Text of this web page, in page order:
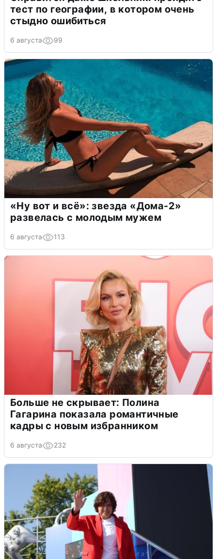
тест по географии, в котором очень
стыдно ошибиться
6 августа 99
«Ну вот и всё»: звезда «Дома-2»
развелась с молодым мужем
6 августа 113
Больше не скрывает: Полина
Гагарина показала романтичные
кадры с новым избранником
6 августа 232